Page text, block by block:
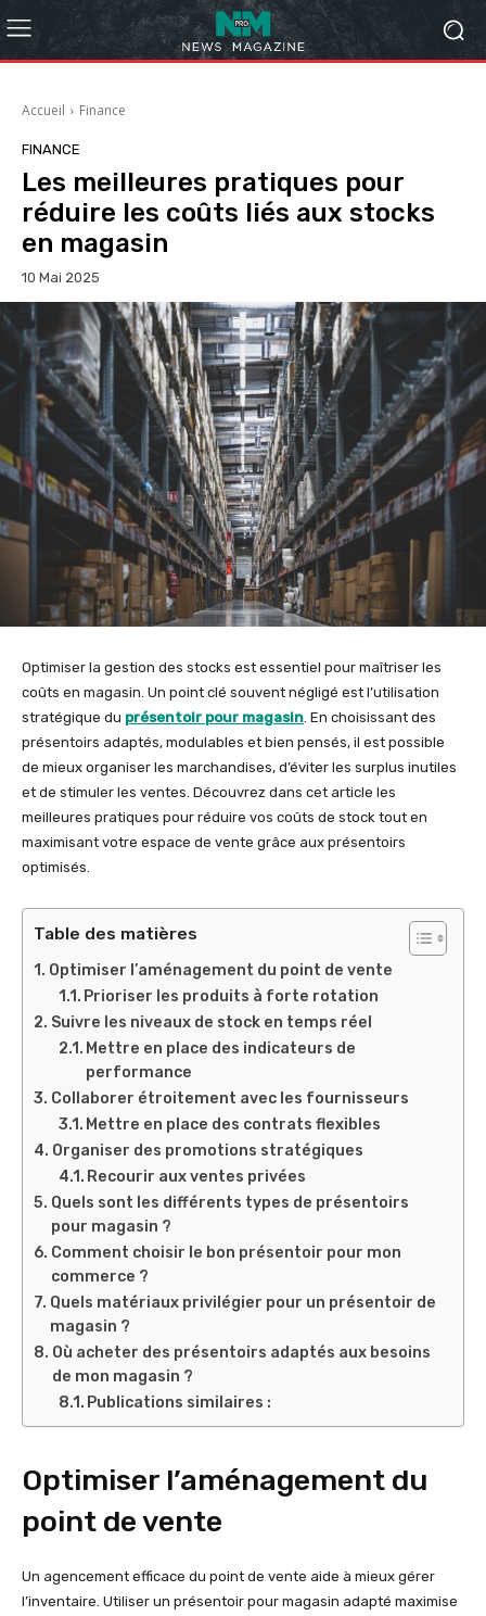
Accueil Finance
FINANCE
Les meilleures pratiques pour
réduire les coûts liés aux stocks
en magasin
10 Mai 2025
Optimiser la gestion des stocks est essentiel pour maîtriser les
coûts en magasin. Un point clé souvent négligé est l’utilisation
stratégique du présentoir pour magasin . En choisissant des
présentoirs adaptés, modulables et bien pensés, il est possible
de mieux organiser les marchandises, d’éviter les surplus inutiles
et de stimuler les ventes. Découvrez dans cet article les
meilleures pratiques pour réduire vos coûts de stock tout en
maximisant votre espace de vente grâce aux présentoirs
optimisés.
Table des matières
Optimiser l’aménagement du point de vente
Prioriser les produits à forte rotation
Suivre les niveaux de stock en temps réel
Mettre en place des indicateurs de
performance
Collaborer étroitement avec les fournisseurs
Mettre en place des contrats flexibles
Organiser des promotions stratégiques
Recourir aux ventes privées
Quels sont les différents types de présentoirs
pour magasin ?
Comment choisir le bon présentoir pour mon
commerce ?
Quels matériaux privilégier pour un présentoir de
magasin ?
Où acheter des présentoirs adaptés aux besoins
de mon magasin ?
Publications similaires :
Optimiser l’aménagement du
point de vente
Un agencement efficace du point de vente aide à mieux gérer
l’inventaire. Utiliser un présentoir pour magasin adapté maximise